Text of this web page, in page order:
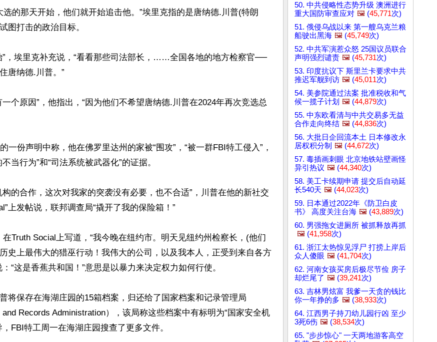
选的那天开始，他们就开始追击他。”埃里克指的是唐纳德.川普(特朗
图打击的政治目标。
”，埃里克补充说，“看看那些司法部长，……全国各地的地方检察官──
唐纳德.川普。”
个原因”，他指出，“因为他们不希望唐纳德.川普在2024年再次竞选总
一份声明中称，他在佛罗里达州的家被“围攻”，“被一群FBI特工侵入”，
当行为”和“司法系统被武器化”的证据。
构的合作，这次对我家的突袭没有必要，也不合适”，川普在他的新社交
上发帖说，联邦调查局“撬开了我的保险箱！”
在Truth Social上写道，“我今晚在纽约市。明天见纽约州检察长，(他们
史上最伟大的猎巫行动！我伟大的公司，以及我本人，正受到来自各方
“这是香蕉共和国！”意思是以暴力来决定权力如何行使。
将保存在海湖庄园的15箱档案，归还给了国家档案和记录管理局
Records Administration），该局称这些档案中有标明为“国家安全机
，FBI特工周一在海湖庄园搜查了更多文件。
50. 中共侵略性态势升级 澳洲进行
重大国防审查应对 🖼️ (45,771次)
51. 俄侵乌战以来 第一艘乌克兰粮
船驶出黑海 🖼️ (45,749次)
52. 中共军演惹众怒 25国议员联合
声明强烈谴责 🖼️ (45,731次)
53. 印度抗议下 斯里兰卡要求中共
推迟军舰到访 🖼️ (45,011次)
54. 美参院通过法案 批准税收和气
候一揽子计划 🖼️ (44,879次)
55. 中东欧看清与中共交易多无益
合作走向终结 🖼️ (44,836次)
56. 大批日企回流本土 日本修改永
居权积分制 🖼️ (44,672次)
57. 毒插画刺眼 北京地铁站壁画怪
异引热议 🖼️ (44,340次)
58. 美工卡续期申请 提交后自动延
长540天 🖼️ (44,023次)
59. 日本通过2022年《防卫白皮
书》 高度关注台海 🖼️ (43,889次)
60. 男强拖女进厕所 被抓释放再抓
🖼️ (41,958次)
61. 浙江太热惊见浮尸 打捞上岸后
众人傻眼 🖼️ (41,704次)
62. 河南女孩买房后极尽节俭 房子
却烂尾了 🖼️ (39,241次)
63. 吉林男炫富 我爹一天贪的钱比
你一年挣的多 🖼️ (38,933次)
64. 江西男子持刀幼儿园行凶 至少
3死6伤 🖼️ (38,534次)
65. "步步惊心" 一天两地游客高空